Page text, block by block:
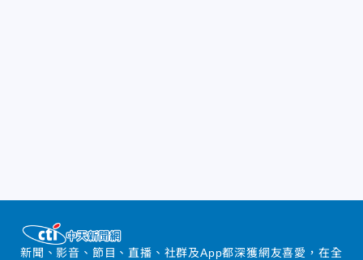
新聞、影音、節目、直播、社群及App都深獲網友喜愛，在全